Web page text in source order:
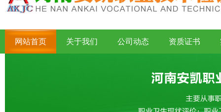
网站首页 关于我们 公司动态 资质证书